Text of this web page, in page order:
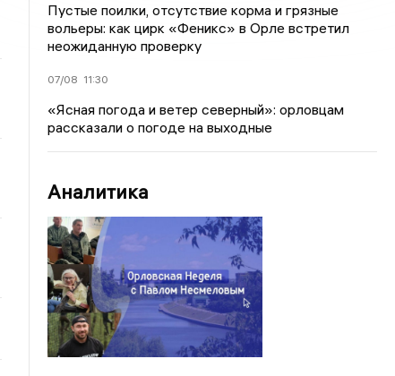
Пустые поилки, отсутствие корма и грязные
вольеры: как цирк «Феникс» в Орле встретил
неожиданную проверку
07/08 11:30
«Ясная погода и ветер северный»: орловцам
рассказали о погоде на выходные
Аналитика